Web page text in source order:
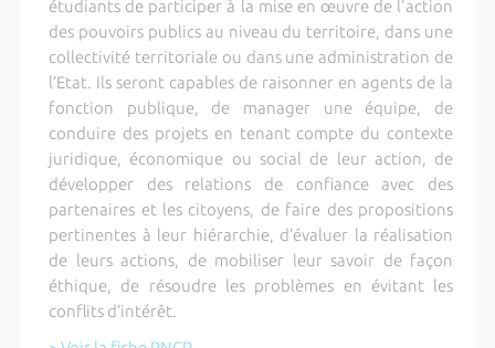
étudiants de participer à la mise en œuvre de l'action
des pouvoirs publics au niveau du territoire, dans une
collectivité territoriale ou dans une administration de
l’Etat. Ils seront capables de raisonner en agents de la
fonction publique, de manager une équipe, de
conduire des projets en tenant compte du contexte
juridique, économique ou social de leur action, de
développer des relations de confiance avec des
partenaires et les citoyens, de faire des propositions
pertinentes à leur hiérarchie, d’évaluer la réalisation
de leurs actions, de mobiliser leur savoir de façon
éthique, de résoudre les problèmes en évitant les
conflits d’intérêt.